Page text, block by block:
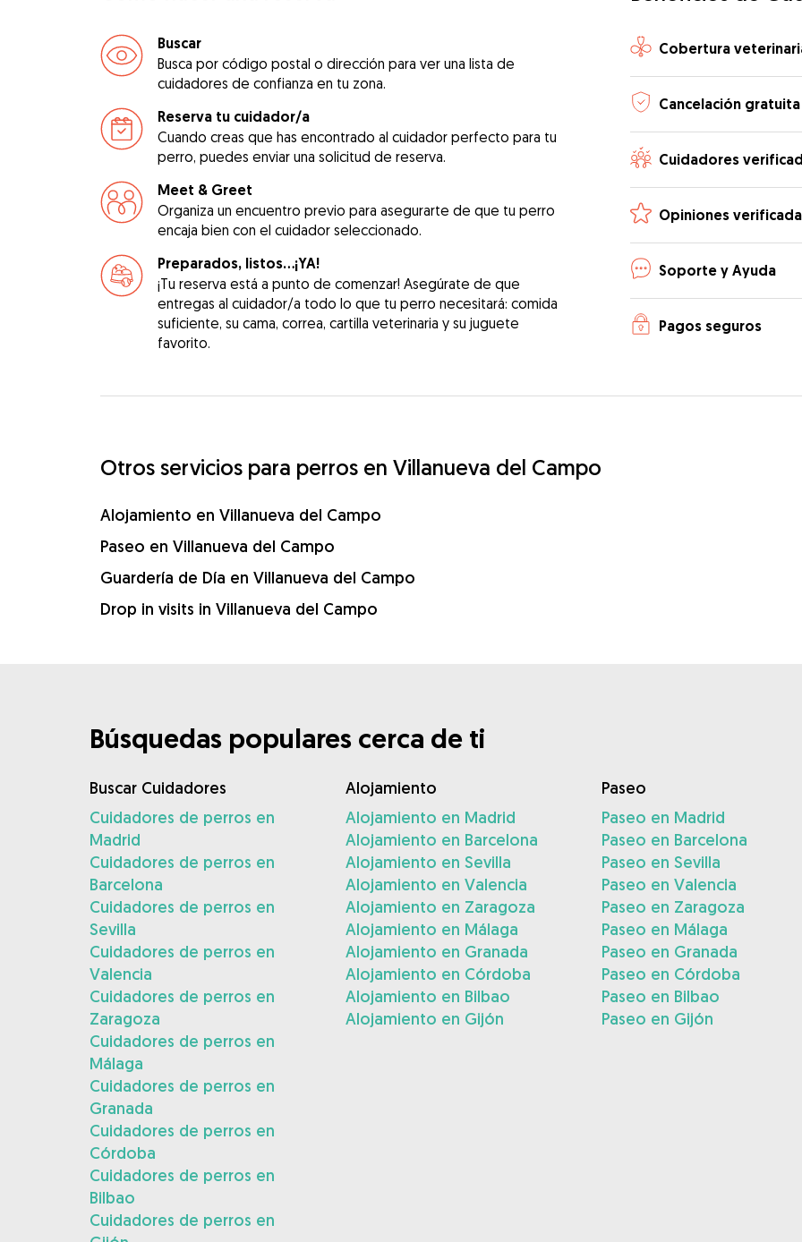
Buscar
Busca por código postal o dirección para ver una lista de
cuidadores de confianza en tu zona.
Reserva tu cuidador/a
Cuando creas que has encontrado al cuidador perfecto para tu
perro, puedes enviar una solicitud de reserva.
Meet & Greet
Organiza un encuentro previo para asegurarte de que tu perro
encaja bien con el cuidador seleccionado.
Preparados, listos...¡YA!
¡Tu reserva está a punto de comenzar! Asegúrate de que
entregas al cuidador/a todo lo que tu perro necesitará: comida
suficiente, su cama, correa, cartilla veterinaria y su juguete
favorito.
Cobertura
Cancelación gratuita
Cuidadores
Opiniones
Soporte y Ayuda
Pagos seguros
Otros servicios para perros en Villanueva del Campo
Alojamiento en Villanueva del Campo
Paseo en Villanueva del Campo
Guardería de Día en Villanueva del Campo
Drop in visits in Villanueva del Campo
Búsquedas populares cerca de ti
Buscar Cuidadores
Cuidadores de perros en
Madrid
Cuidadores de perros en
Barcelona
Cuidadores de perros en
Sevilla
Cuidadores de perros en
Valencia
Cuidadores de perros en
Zaragoza
Cuidadores de perros en
Málaga
Cuidadores de perros en
Granada
Cuidadores de perros en
Córdoba
Cuidadores de perros en
Bilbao
Cuidadores de perros en
Alojamiento
Alojamiento en Madrid
Alojamiento en Barcelona
Alojamiento en Sevilla
Alojamiento en Valencia
Alojamiento en Zaragoza
Alojamiento en Málaga
Alojamiento en Granada
Alojamiento en Córdoba
Alojamiento en Bilbao
Alojamiento en Gijón
Paseo
Paseo en Madrid
Paseo en Barcelona
Paseo en Sevilla
Paseo en Valencia
Paseo en Zaragoza
Paseo en Málaga
Paseo en Granada
Paseo en Córdoba
Paseo en Bilbao
Paseo en Gijón